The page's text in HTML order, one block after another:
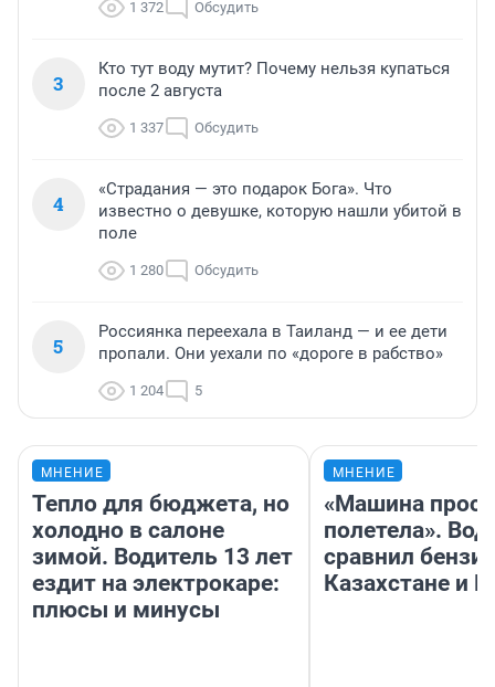
1 372 Обсудить
3
Кто тут воду мутит? Почему нельзя купаться
после 2 августа
1 337 Обсудить
4
«Страдания — это подарок Бога». Что
известно о девушке, которую нашли убитой в
поле
1 280 Обсудить
5
Россиянка переехала в Таиланд — и ее дети
пропали. Они уехали по «дороге в рабство»
1 204 5
МНЕНИЕ
Тепло для бюджета, но
холодно в салоне
зимой. Водитель 13 лет
ездит на электрокаре:
плюсы и минусы
МНЕНИЕ
«Машина
полетела».
сравнил
Казахстане и